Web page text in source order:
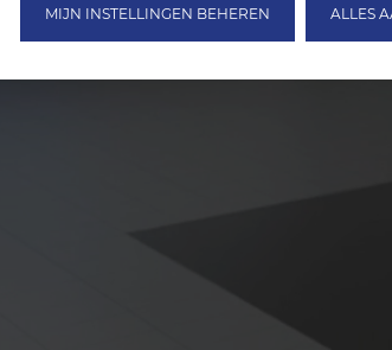
MIJN INSTELLINGEN BEHEREN ALLES